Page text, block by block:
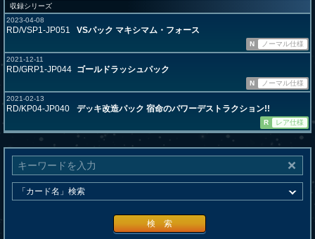
収録シリーズ
2023-04-08
RD/VSP1-JP051 VSパック マキシマム・フォース
N
ノーマル仕様
2021-12-11
RD/GRP1-JP044 ゴールドラッシュパック
N
ノーマル仕様
2021-02-13
RD/KP04-JP040 デッキ改造パック 宿命のパワーデストラクション!!
R レア仕様
検 索